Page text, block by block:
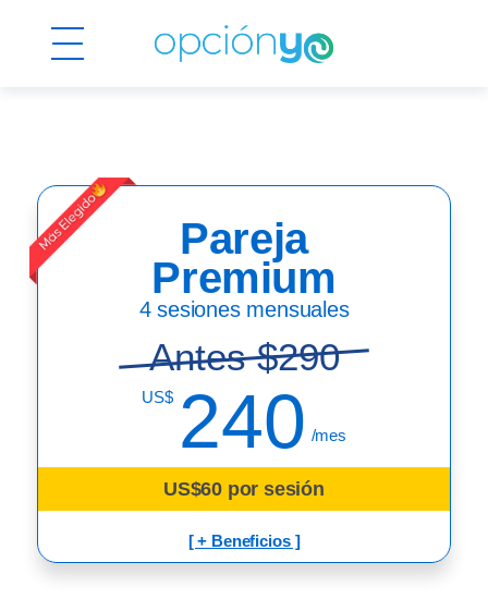
Pareja
Premium
4 sesiones mensuales
Antes $290
US$ 240 /mes
US$60 por sesión
[ + Beneficios ]